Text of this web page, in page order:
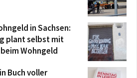
in Sachsen:
plant selbst mit
Wohngeld
Buch voller